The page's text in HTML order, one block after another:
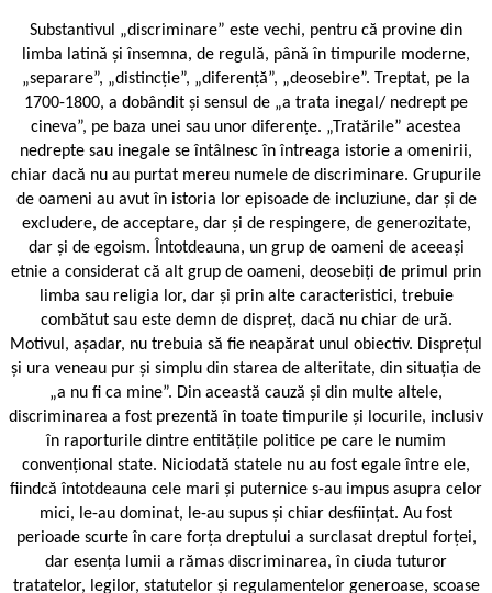
Substantivul „discriminare” este vechi, pentru că provine din
limba latină și însemna, de regulă, până în timpurile moderne,
„separare”, „distincție”, „diferență”, „deosebire”. Treptat, pe la
1700-1800, a dobândit și sensul de „a trata inegal/ nedrept pe
cineva”, pe baza unei sau unor diferențe. „Tratările” acestea
nedrepte sau inegale se întâlnesc în întreaga istorie a omenirii,
chiar dacă nu au purtat mereu numele de discriminare. Grupurile
de oameni au avut în istoria lor episoade de incluziune, dar și de
excludere, de acceptare, dar și de respingere, de generozitate,
dar și de egoism. Întotdeauna, un grup de oameni de aceeași
etnie a considerat că alt grup de oameni, deosebiți de primul prin
limba sau religia lor, dar și prin alte caracteristici, trebuie
combătut sau este demn de dispreț, dacă nu chiar de ură.
Motivul, așadar, nu trebuia să fie neapărat unul obiectiv. Disprețul
și ura veneau pur și simplu din starea de alteritate, din situația de
„a nu fi ca mine”. Din această cauză și din multe altele,
discriminarea a fost prezentă în toate timpurile și locurile, inclusiv
în raporturile dintre entitățile politice pe care le numim
convențional state. Niciodată statele nu au fost egale între ele,
fiindcă întotdeauna cele mari și puternice s-au impus asupra celor
mici, le-au dominat, le-au supus și chiar desființat. Au fost
perioade scurte în care forța dreptului a surclasat dreptul forței,
dar esența lumii a rămas discriminarea, în ciuda tuturor
tratatelor, legilor, statutelor și regulamentelor generoase, scoase